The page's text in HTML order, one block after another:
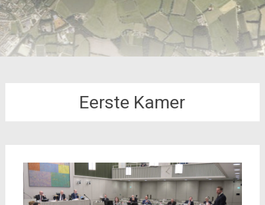
Eerste Kamer